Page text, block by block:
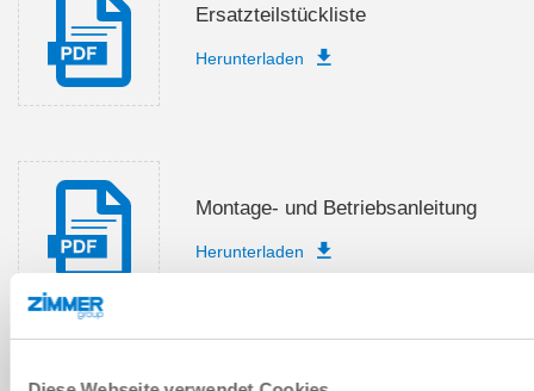
Ersatzteilstückliste
Herunterladen
Montage- und Betriebsanleitung
Herunterladen